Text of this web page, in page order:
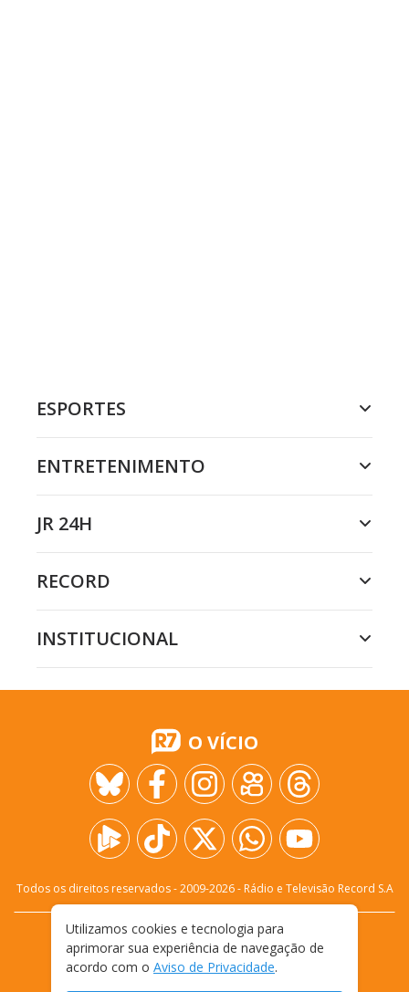
ESPORTES
ENTRETENIMENTO
JR 24H
RECORD
INSTITUCIONAL
O VÍCIO
Todos os direitos reservados - 2009-2026- Rádio e Televisão Record S.A
FALE CONOSCO
PRIVACIDADE
TERMOS E CONDIÇÕES DE USO
Utilizamos cookies e tecnologia para
aprimorar sua experiência de navegação de
acordo com o Aviso de Privacidade.